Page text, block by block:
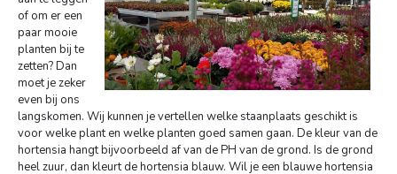
of om er een
paar mooie
planten bij te
zetten? Dan
moet je zeker
even bij ons
langskomen. Wij kunnen je vertellen welke staanplaats geschikt is
voor welke plant en welke planten goed samen gaan. De kleur van de
hortensia hangt bijvoorbeeld af van de PH van de grond. Is de grond
heel zuur, dan kleurt de hortensia blauw. Wil je een blauwe hortensia